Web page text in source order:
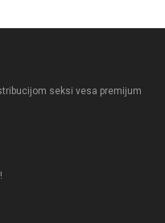
seksi vesa premijum